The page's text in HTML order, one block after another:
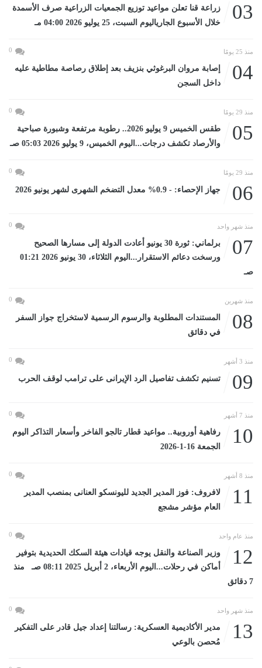
03
زراعة قنا تعلن مواعيد توزيع الجمعيات الزراعية صرف الأسمدة
خلال الأسبوع الجارياليوم السبت، 25 يوليو 2026 04:00 مـ
منذ 25 يومًا 0
04
إصابة مروان البرغوثي بنزيف بعد إطلاق رصاصة مطاطية عليه
داخل السجن
منذ 29 يومًا 0
05
طقس الخميس 9 يوليو 2026.. رطوبة مرتفعة وشبورة صباحية
والأرصاد تكشف درجات...اليوم الخميس، 9 يوليو 2026 05:03 صـ
منذ 29 يومًا 0
06 جهاز الإحصاء: - 0.9% معدل التضخم الشهرى لشهر يونيو 2026
منذ شهر واحد 0
07
برلماني: ثورة 30 يونيو أعادت الدولة إلى مسارها الصحيح
ورسخت دعائم الاستقرار...اليوم الثلاثاء، 30 يونيو 2026 01:21
صـ
منذ شهرين 0
08
المستندات المطلوبة والرسوم الرسمية لاستخراج جواز السفر
في دقائق
منذ 3 أشهر 0
09 تسنيم تكشف تفاصيل الرد الإيرانى على ترامب لوقف الحرب
منذ 7 أشهر 0
10
رفاهية أوروبية.. مواعيد قطار تالجو الفاخر وأسعار التذاكر اليوم
الجمعة 16-1-2026
منذ 8 أشهر 0
11
لافروف: فوز المدير الجديد لليونسكو العنانى بمنصب المدير
العام مؤشر مشجع
منذ عام واحد 0
12
وزير الصناعة والنقل يوجه قيادات هيئة السكك الحديدية بتوفير
أماكن في رحلات...اليوم الأربعاء، 2 أبريل 2025 08:11 صـ منذ
7 دقائق
منذ شهر واحد 0
13
مدير الأكاديمية العسكرية: رسالتنا إعداد جيل قادر على التفكير
مُحصن بالوعي